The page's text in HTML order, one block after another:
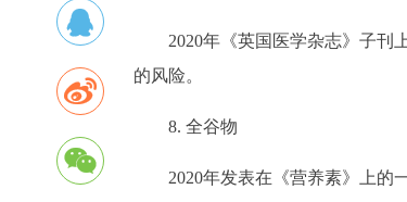
2020年《英国医学杂志》子刊
的风险。
8. 全谷物
2020年发表在《营养素》上的